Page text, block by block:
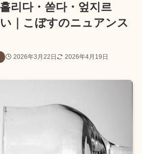
리다・쏟다・엎지르
｜こぼすのニュアンス
2026年3月22日 2026年4月19日